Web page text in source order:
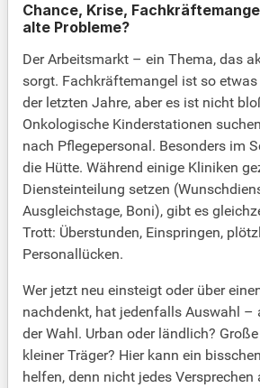
Chance, Krise,
alte Probleme?
Der Arbeitsmarkt – ein Thema, das
sorgt. Fachkräftemangel ist so
der letzten Jahre, aber es ist nicht
Onkologische Kinderstationen
nach Pflegepersonal. Besonders im
die Hütte. Während einige Kliniken
Diensteinteilung setzen
Ausgleichstage, Boni), gibt es
Trott: Überstunden, Einspringen,
Personallücken.
Wer jetzt neu einsteigt oder über
nachdenkt, hat jedenfalls Auswahl –
der Wahl. Urban oder ländlich?
kleiner Träger? Hier kann ein
helfen, denn nicht jedes Versprechen